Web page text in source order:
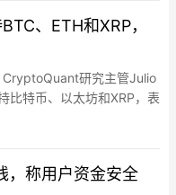
、ETH和XRP，
研究主管Julio
比特币、以太坊和XRP，表
底部，价格仍可能进一步
已实现价格时，大户正在
，称用户资金安全